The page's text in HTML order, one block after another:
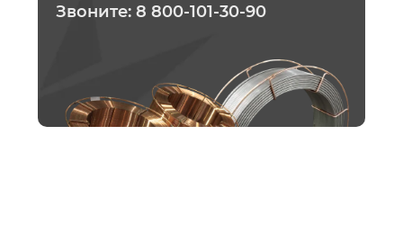
Звоните:8 800-101-30-90